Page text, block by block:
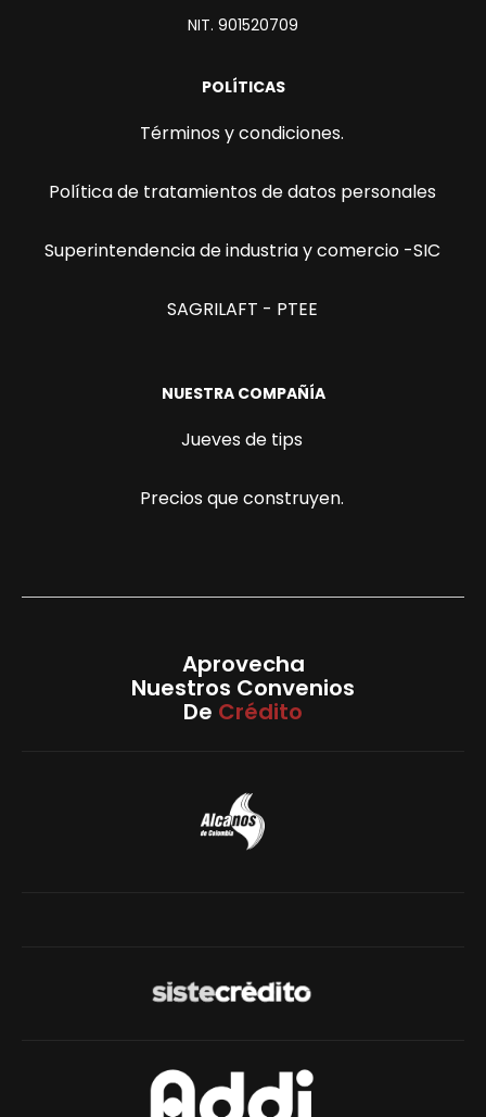
NIT. 901520709
POLÍTICAS
Términos y condiciones.
Política de tratamientos de datos personales
Superintendencia de industria y comercio -SIC
SAGRILAFT - PTEE
NUESTRA COMPAÑÍA
Jueves de tips
Precios que construyen.
Aprovecha
Nuestros Convenios
De Crédito